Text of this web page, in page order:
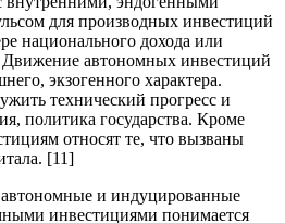
для производных инвестиций
национального дохода или
Движение автономных инвестиций
экзогенного характера.
технический прогресс и
политика государства. Кроме
относят те, что вызваны
[11]
автономные и индуцированные
инвестициями понимается